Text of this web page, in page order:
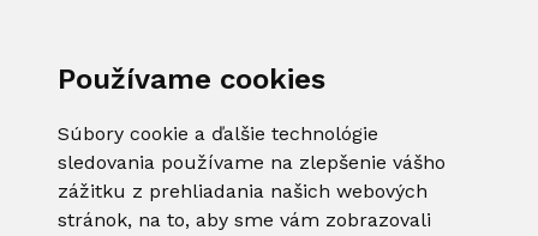
Používame cookies
Súbory cookie a ďalšie technológie
sledovania používame na zlepšenie vášho
zážitku z prehliadania našich webových
stránok, na to, aby sme vám zobrazovali